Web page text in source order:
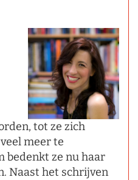
tot ze zich
meer te
bedenkt ze nu haar
Naast het schrijven